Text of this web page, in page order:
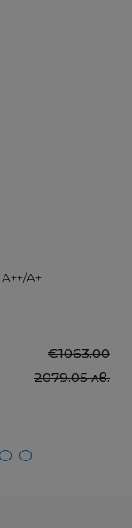
А++/А+
€1063.00
2079.05 лв.